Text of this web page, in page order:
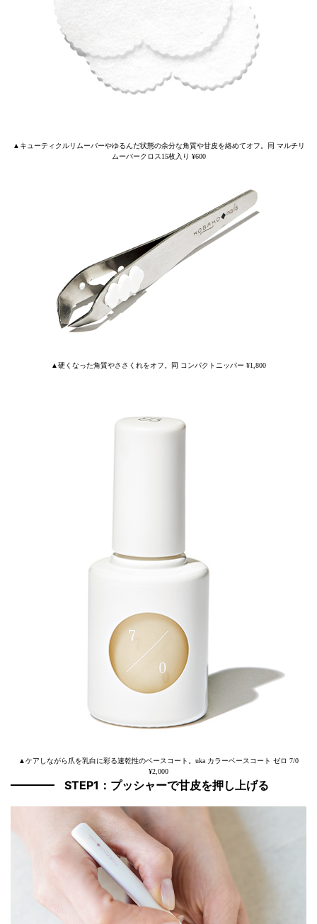
▲キューティクルリムーバーやゆるんだ状態の余分な角質や甘皮を絡めてオフ。同 マルチリ
ムーバークロス15枚入り ¥600
▲硬くなった角質やささくれをオフ。同 コンパクトニッパー ¥1,800
▲ケアしながら爪を乳白に彩る速乾性のベースコート。uka カラーベースコート ゼロ 7/0
¥2,000
STEP1：プッシャーで甘皮を押し上げる